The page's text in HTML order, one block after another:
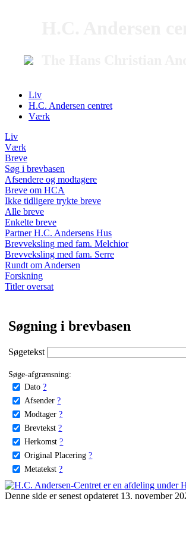
Liv
H.C. Andersen centret
Værk
Liv
Værk
Breve
Søg i brevbasen
Afsendere og modtagere
Breve om HCA
Ikke tidligere trykte breve
Alle breve
Enkelte breve
Partner H.C. Andersens Hus
Brevveksling med fam. Melchior
Brevveksling med fam. Serre
Rundt om Andersen
Forskning
Titler oversat
Søgning i brevbasen
Søgetekst
Søge-afgrænsning:
Dato ?
Afsender ?
Modtager ?
Brevtekst ?
Herkomst ?
Original Placering ?
Metatekst ?
Denne side er senest opdateret 13. november